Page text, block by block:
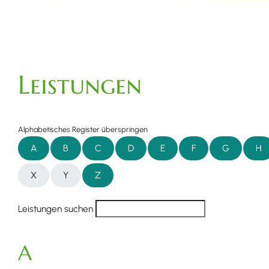
Leistungen
Alphabetisches Register überspringen
A B C D E F G H
X Y Z
Leistungen suchen
A